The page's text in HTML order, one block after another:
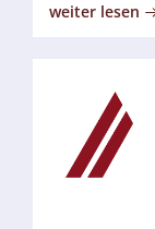
weiter lesen